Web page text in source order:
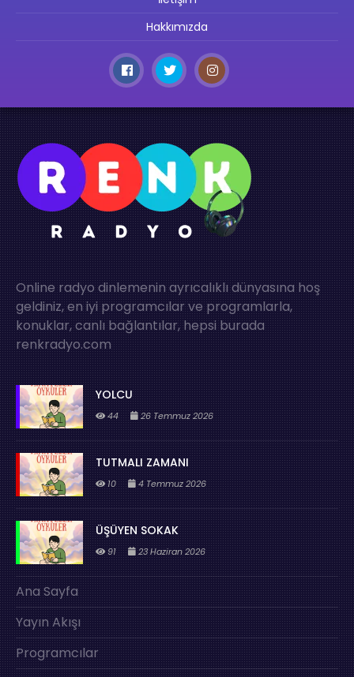
Hakkımızda
Online radyo dinlemenin ayrıcalıklı dünyasına hoş
geldiniz, en iyi programcılar ve programlarla,
konuklar, canlı bağlantılar, hepsi burada
renkradyo.com
YOLCU
44 26 Temmuz 2026
TUTMALI ZAMANI
10 4 Temmuz 2026
ÜŞÜYEN SOKAK
91 23 Haziran 2026
Ana Sayfa
Yayın Akışı
Programcılar